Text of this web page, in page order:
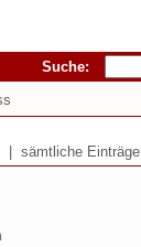
Suche:
| sämtliche Einträge